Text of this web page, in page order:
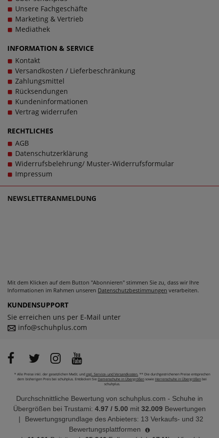
Unsere Fachgeschäfte
Marketing & Vertrieb
Mediathek
INFORMATION & SERVICE
Kontakt
Versandkosten / Lieferbeschränkung
Zahlungsmittel
Rücksendungen
Kundeninformationen
Vertrag widerrufen
RECHTLICHES
AGB
Datenschutzerklärung
Widerrufsbelehrung/ Muster-Widerrufsformular
Impressum
NEWSLETTERANMELDUNG
Mit dem Klicken auf dem Button "Abonnieren" stimmen Sie zu, dass wir Ihre
Informationen im Rahmen unseren Datenschutzbestimmungen verarbeiten.
KUNDENSUPPORT
Sie erreichen uns per E-Mail unter
info@schuhplus.com
* Alle Preise inkl. der gesetzlichen MwSt. und zzgl. Service- und Versandkosten.** Die durchgestrichenen Preise entsprechen
dem bisherigen Preis bei schuhplus. Entdecken Sie Damenschuhe in Übergrößen sowie Herrenschuhe in Übergrößen bei
schuhplus.
Durchschnittliche Bewertung von schuhplus.com - Schuhe in
Übergrößen bei Trustami: 4.97 / 5.00 mit 32.009 Bewertungen
|
Bewertungsgrundlage des Anbieters: 13 Verkaufs- und 32
Bewertungsplattformen